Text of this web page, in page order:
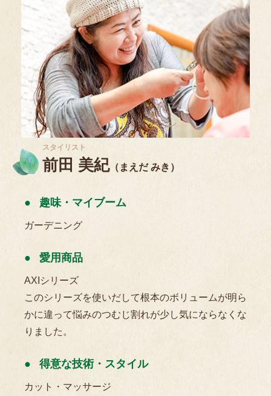
スタイリスト
前田 美紀（まえだ みき）
趣味・マイブーム
ガーデニング
愛用商品
AXIシリーズ
このシリーズを使いだして根本のボリュームが明ら
かに違って悩みのつむじ割れが少し気にならなくな
りました。
得意な技術・スタイル
カット・マッサージ